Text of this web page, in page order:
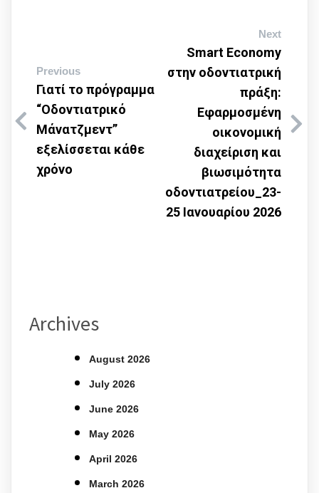
Previous
Γιατί το πρόγραμμα
“Οδοντιατρικό
Μάνατζμεντ”
εξελίσσεται κάθε
χρόνο
Next
Smart Economy
στην οδοντιατρική
πράξη:
Eφαρμοσμένη
οικονομική
διαχείριση και
βιωσιμότητα
οδοντιατρείου_23-
25 Ιανουαρίου 2026
Archives
August 2026
July 2026
June 2026
May 2026
April 2026
March 2026